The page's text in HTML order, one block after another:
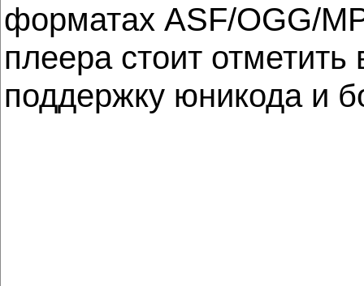
форматах ASF/OGG/
плеера стоит
поддержку юникода и